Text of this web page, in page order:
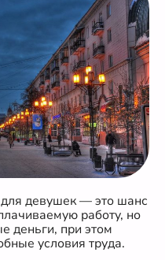
девушек — это шанс
работу, но
деньги, при этом
условия труда.